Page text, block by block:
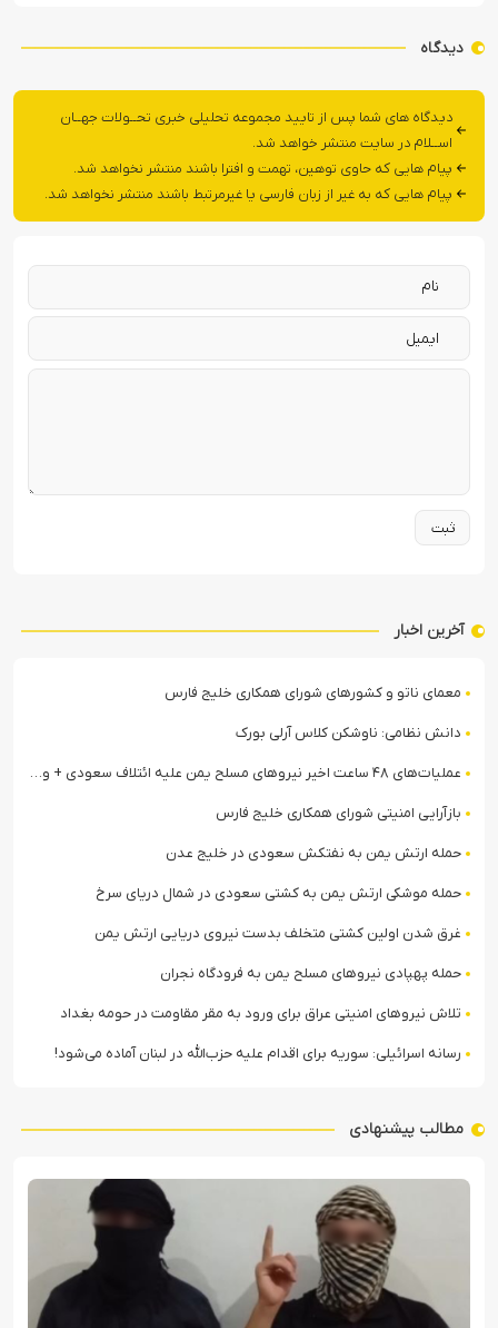
دیدگاه
دیدگاه های شما پس از تایید مجموعه تحلیلی خبری تحــولات جهــان
اســلام در سایت منتشر خواهد شد.
پیام هایی که حاوی توهین، تهمت و افترا باشند منتشر نخواهد شد.
پیام هایی که به غیر از زبان فارسی یا غیرمرتبط باشند منتشر نخواهد شد.
آخرین اخبار
معمای ناتو و کشورهای شورای همکاری خلیج فارس
دانش نظامی: ناوشکن کلاس آرلی بورک
عملیات‌های ۴۸ ساعت اخیر نیروهای مسلح یمن علیه ائتلاف سعودی + ویدیو
بازآرایی امنیتی شورای همکاری خلیج فارس
حمله ارتش یمن به نفتکش سعودی در خلیج عدن
حمله موشکی ارتش یمن به کشتی سعودی در شمال دریای سرخ
غرق شدن اولین کشتی متخلف بدست نیروی دریایی ارتش یمن
حمله پهپادی نیروهای مسلح یمن به فرودگاه نجران
تلاش نیروهای امنیتی عراق برای ورود به مقر مقاومت در حومه بغداد
رسانه اسرائیلی: سوریه برای اقدام علیه حزب‌الله در لبنان آماده می‌شود!
مطالب پیشنهادی